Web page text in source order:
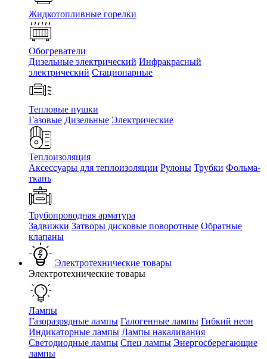
Жидкотопливные горелки
Обогреватели
Дизельные электрический Инфракрасный
электрический Стационарные
Тепловые пушки
Газовые Дизельные Электрические
Теплоизоляция
Аксессуары для теплоизоляции Рулоны Трубки Фольма-
ткань
Трубопроводная арматура
Задвижки Затворы дисковые поворотные Обратные
клапаны
Электротехнические товары
Электротехнические товары
Лампы
Газоразрядные лампы Галогенные лампы Гибкий неон
Индикаторные лампы Лампы накаливания
Светодиодные лампы Спец лампы Энергосберегающие
лампы